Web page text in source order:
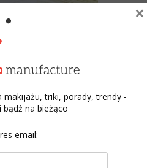
triki, porady, trendy -
bądź na bieżąco
email:
×